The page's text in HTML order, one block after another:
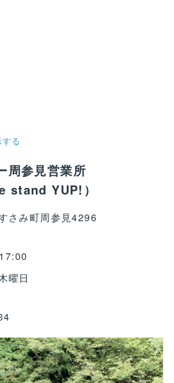
る
周参見営業所
stand YUP!）
さみ町周参見4296
曜日